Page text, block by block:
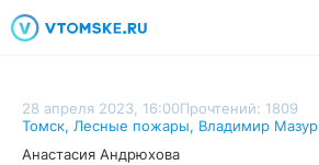
28 апреля 2023, 16:00Прочтений: 1809
Томск, Лесные пожары, Владимир Мазур
Анастасия Андрюхова